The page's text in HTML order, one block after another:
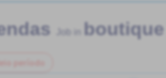
boutique